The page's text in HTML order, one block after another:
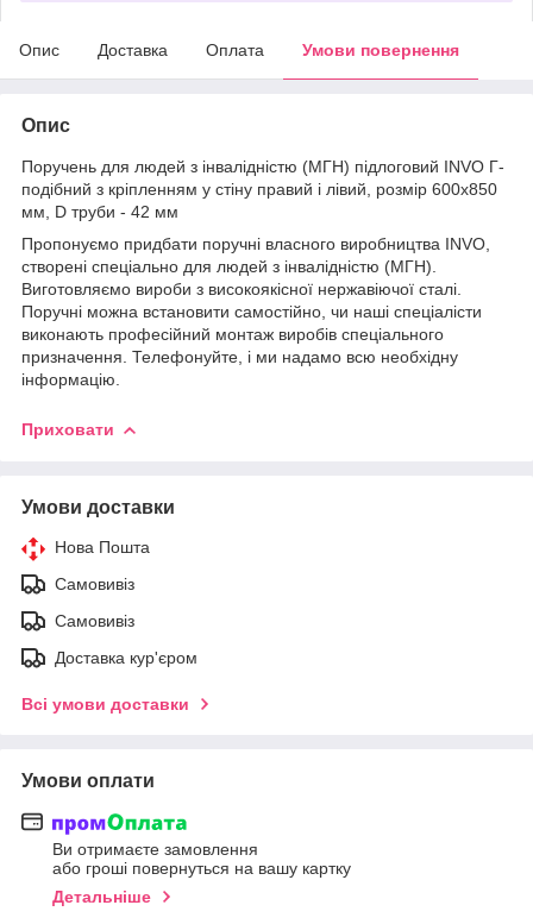
Опис Доставка Оплата Умови повернення
Опис
Поручень для людей з інвалідністю (МГН) підлоговий INVO Г-
подібний з кріпленням у стіну правий і лівий, розмір 600х850
мм, D труби - 42 мм
Пропонуємо придбати поручні власного виробництва INVO,
створені спеціально для людей з інвалідністю (МГН).
Виготовляємо вироби з високоякісної нержавіючої сталі.
Поручні можна встановити самостійно, чи наші спеціалісти
виконають професійний монтаж виробів спеціального
призначення. Телефонуйте, і ми надамо всю необхідну
інформацію.
Приховати
Умови доставки
Нова Пошта
Самовивіз
Самовивіз
Доставка кур'єром
Всі умови доставки
Умови оплати
Ви отримаєте замовлення
або гроші повернуться на вашу картку
Детальніше